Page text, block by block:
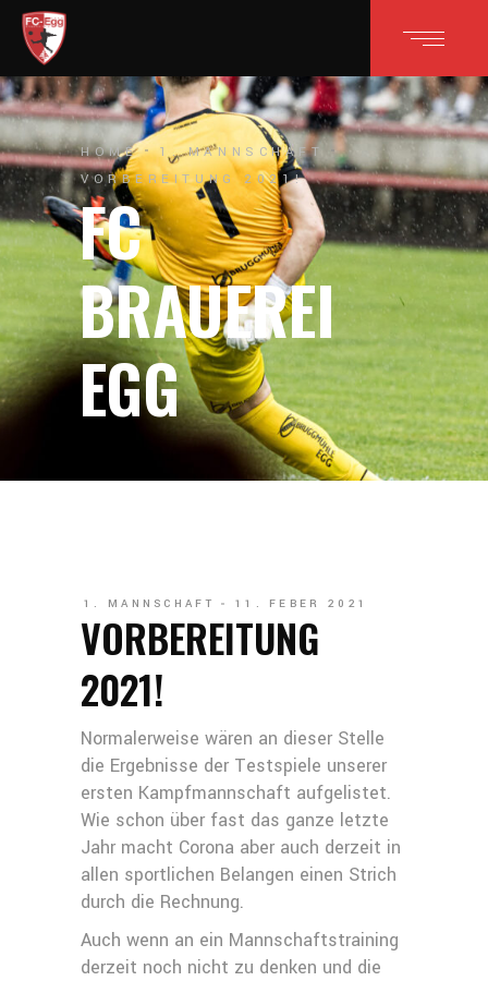
HOME
1. MANNSCHAFT
VORBEREITUNG 2021!
FC
BRAUEREI
EGG
1. MANNSCHAFT 11. FEBER 2021
VORBEREITUNG
2021!
Normalerweise wären an dieser Stelle
die Ergebnisse der Testspiele unserer
ersten Kampfmannschaft aufgelistet.
Wie schon über fast das ganze letzte
Jahr macht Corona aber auch derzeit in
allen sportlichen Belangen einen Strich
durch die Rechnung.
Auch wenn an ein Mannschaftstraining
derzeit noch nicht zu denken und die